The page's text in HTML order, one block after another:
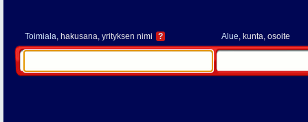
Toimiala, hakusana, yrityksen nimi ? Alue, kunta, osoite